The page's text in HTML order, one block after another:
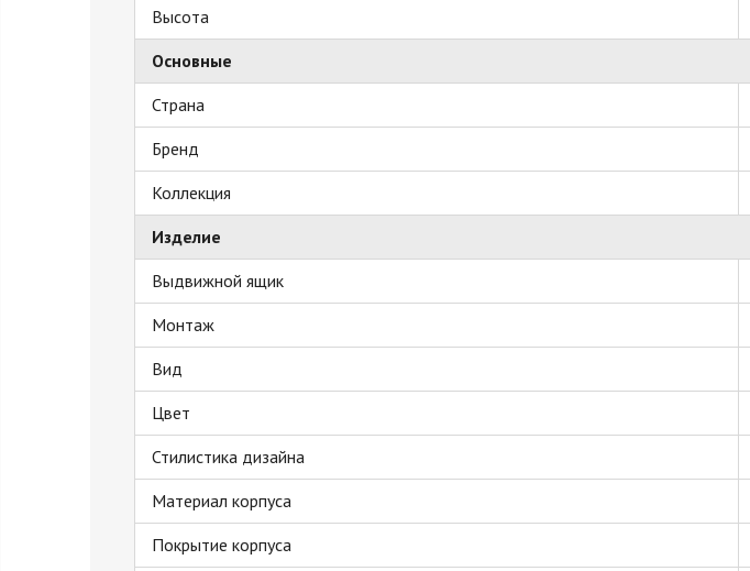
Высота
Основные
Страна
Бренд
Коллекция
Изделие
Выдвижной ящик
Монтаж
Вид
Цвет
Стилистика дизайна
Материал корпуса
Покрытие корпуса